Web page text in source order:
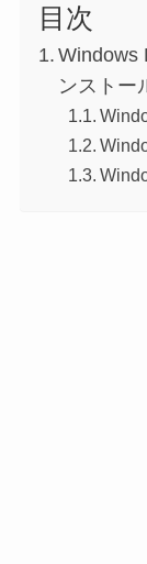
目次
Windows
ンストー